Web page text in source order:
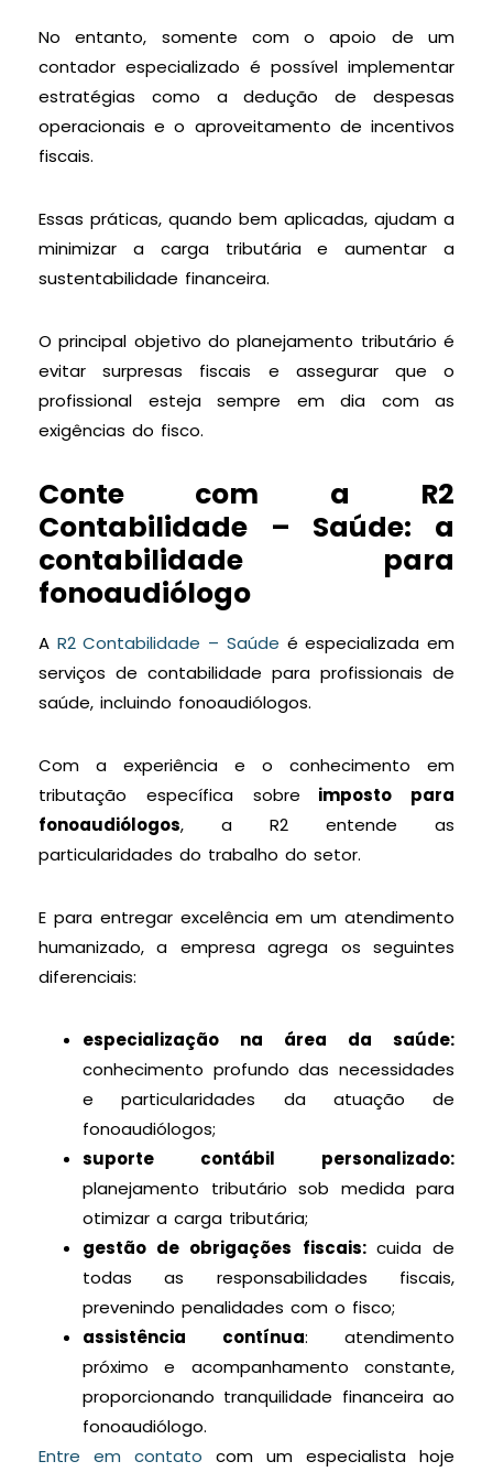
No entanto, somente com o apoio de um
contador especializado é possível implementar
estratégias como a dedução de despesas
operacionais e o aproveitamento de incentivos
fiscais.
Essas práticas, quando bem aplicadas, ajudam a
minimizar a carga tributária e aumentar a
sustentabilidade financeira.
O principal objetivo do planejamento tributário é
evitar surpresas fiscais e assegurar que o
profissional esteja sempre em dia com as
exigências do fisco.
Conte com a R2
Contabilidade – Saúde: a
contabilidade para
fonoaudiólogo
A R2 Contabilidade – Saúde é especializada em
serviços de contabilidade para profissionais de
saúde, incluindo fonoaudiólogos.
Com a experiência e o conhecimento em
tributação específica sobre imposto para
fonoaudiólogos, a R2 entende as
particularidades do trabalho do setor.
E para entregar excelência em um atendimento
humanizado, a empresa agrega os seguintes
diferenciais:
especialização na área da saúde:
conhecimento profundo das necessidades
e particularidades da atuação de
fonoaudiólogos;
suporte contábil personalizado:
planejamento tributário sob medida para
otimizar a carga tributária;
gestão de obrigações fiscais: cuida de
todas as responsabilidades fiscais,
prevenindo penalidades com o fisco;
assistência contínua: atendimento
próximo e acompanhamento constante,
proporcionando tranquilidade financeira ao
fonoaudiólogo.
Entre em contato com um especialista hoje